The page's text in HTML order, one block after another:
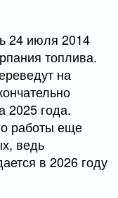
24 июля 2014
топлива.
на
2025 года.
работы еще
ведь
в 2026 году